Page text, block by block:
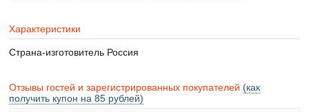
Характеристики
Страна-изготовитель Россия
Отзывы гостей и зарегистрированных покупателей (как
получить купон на 85 рублей)